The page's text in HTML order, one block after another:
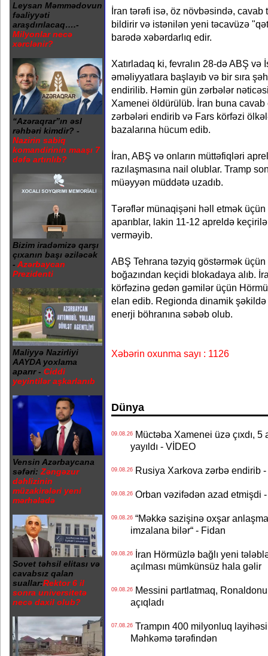
Leysan Məmmədovun
fəaliyyəti
araşdırılacaq….-
Milyonlar necə
xərclənir?
“Azəraqrar”ın əsl
rəhbəri kimdir? -
Nazirin sabiq
komandirinin maaşı 7
dəfə artırılıb?
Bizim iradəmizə qarşı
çıxanın başı əziləcək
- Azərbaycan
Prezidenti
Maliyyə Nazirliyi
AAYDA yoxlama
aparır - Ciddi
yeyintilər aşkarlanıb
Vensin Azərbaycana
səfəri: Zəngəzur
dəhlizinin
müzakirələri yeni
mərhələdə
Sovet təhsil elitası və
cavabsız qalan
suallar:Rektor 6 il
sonra universitetə
necə daxil olub?
İran tərəfi isə, öz növbəsində, cavab
bildirir və istənilən yeni təcavüzə
barədə xəbərdarlıq edir.
Xatırladaq ki, fevralın 28-də ABŞ və
əməliyyatlara başlayıb və bir sıra
endirilib. Həmin gün zərbələr
Xamenei öldürülüb. İran buna
zərbələri endirib və Fars körfəzi
bazalarına hücum edib.
İran, ABŞ və onların müttəfiqləri
razılaşmasına nail olublar. Tramp
müəyyən müddətə uzadıb.
Tərəflər münaqişəni həll etmək üçün
aparıblar, lakin 11-12 apreldə
verməyib.
ABŞ Tehrana təzyiq göstərmək üçün
boğazından keçidi blokadaya alıb.
körfəzinə gedən gəmilər üçün
elan edib. Regionda dinamik
enerji böhranına səbəb olub.
Xəbərin oxunma sayı : 1126
Dünya
09.08.26Müctəba Xamenei üzə çıxdı, 5
yayıldı - VİDEO
09.08.26Rusiya Xarkova zərbə endirib
09.08.26Orban vəzifədən azad etmişdi
09.08.26“Məkkə sazişinə oxşar
imzalana bilər“ - Fidan
09.08.26İran Hörmüzlə bağlı yeni
açılması mümkünsüz hala gəlir
09.08.26Messini partlatmaq, Ronaldonu
açıqladı
07.08.26Trampın 400 milyonluq
Məhkəmə tərəfindən